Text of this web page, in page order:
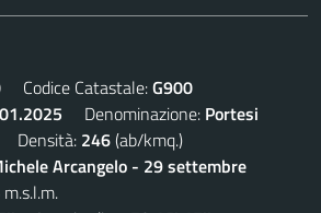
Codice Catastale:G900
Denominazione: Portesi
Densità: 246(ab/kmq.)
Arcangelo - 29 settembre
m.s.l.m.